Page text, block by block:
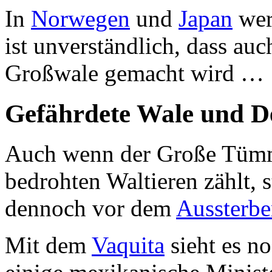
In Norwegen und Japan
ist unverständlich, dass
Großwale gemacht wird …
Gefährdete Wale und
Auch wenn der Große
bedrohten Waltieren zählt,
dennoch vor dem
Mit dem Vaquita sieht es